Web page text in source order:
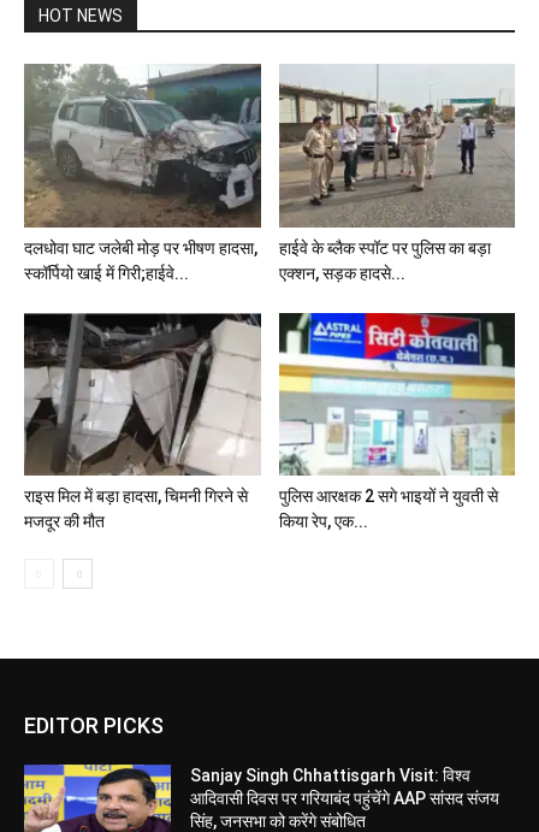
HOT NEWS
दलधोवा घाट जलेबी मोड़ पर भीषण हादसा,
स्कॉर्पियो खाई में गिरी;हाईवे...
हाईवे के ब्लैक स्पॉट पर पुलिस का बड़ा
एक्शन, सड़क हादसे...
राइस मिल में बड़ा हादसा, चिमनी गिरने से
मजदूर की मौत
पुलिस आरक्षक 2 सगे भाइयों ने युवती से
किया रेप, एक...
EDITOR PICKS
Sanjay Singh Chhattisgarh Visit: विश्व
आदिवासी दिवस पर गरियाबंद पहुंचेंगे AAP सांसद संजय
सिंह, जनसभा को करेंगे संबोधित